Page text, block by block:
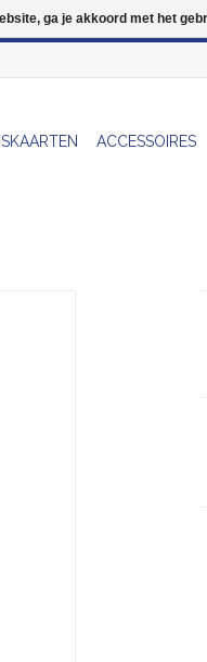
ACCESSOIRES
ga je akkoord met het
Wij zijn